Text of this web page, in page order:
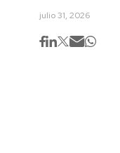
julio 31, 2026